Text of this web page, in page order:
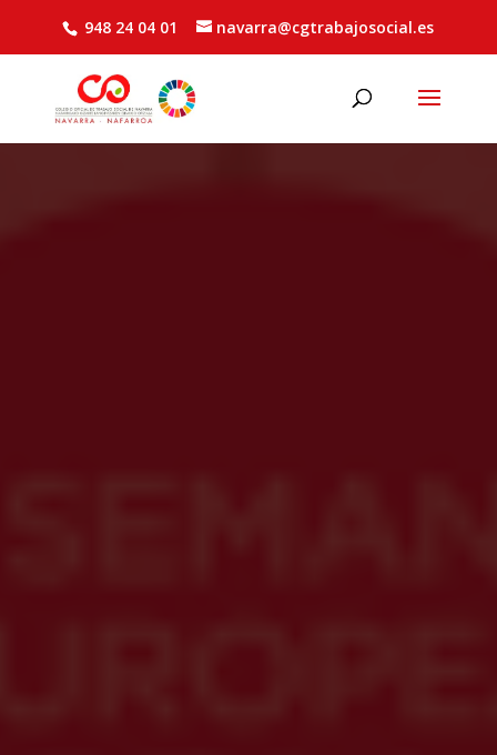
948 24 04 01 navarra@cgtrabajosocial.es